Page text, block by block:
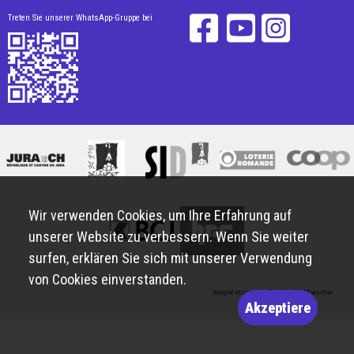
Treten Sie unserer WhatsApp-Gruppe bei
Imaginé et conçu parGiorgianni & Moeschler
Wir verwenden Cookies, um Ihre Erfahrung auf
unserer Website zu verbessern. Wenn Sie weiter
surfen, erklären Sie sich mit unserer Verwendung
von Cookies einverstanden.
Akzeptiere